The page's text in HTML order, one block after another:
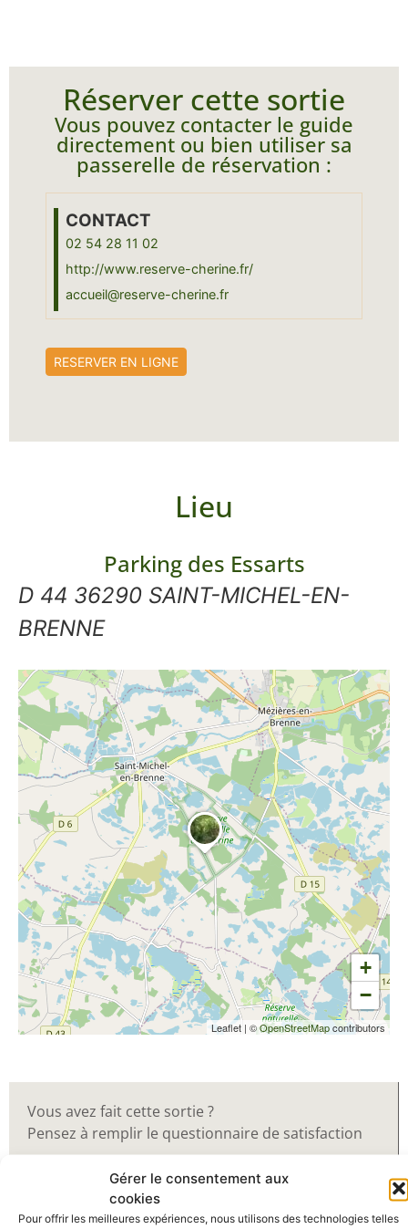
Gérer le consentement aux
cookies
Pour offrir les meilleures expériences, nous utilisons des technologies telles
Réserver cette sortie
Vous pouvez contacter le guide
directement ou bien utiliser sa
passerelle de réservation :
CONTACT
02 54 28 11 02
http://www.reserve-cherine.fr/
accueil@reserve-cherine.fr
RESERVER EN LIGNE
Lieu
Parking des Essarts
D 44 36290 SAINT-MICHEL-EN-
BRENNE
+
−
Leaflet | ©OpenStreetMapcontributors
Vous avez fait cette sortie ?
Pensez à remplir le questionnaire de satisfaction
Répondre au questionnaire Qualinat